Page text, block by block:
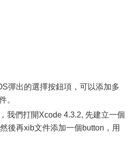
彈出的選擇按鈕項，可以添加多
。
我們打開Xcode 4.3.2, 先建立一個
後再xib文件添加一個button，用